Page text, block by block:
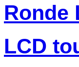
Ronde
LCD